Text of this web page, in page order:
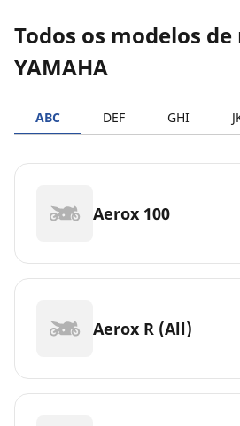
Todos os modelos
YAMAHA
ABC DEF GHI
Aerox 100
Aerox R (All)